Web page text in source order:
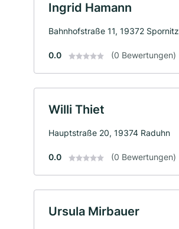
Ingrid Hamann
Bahnhofstraße 11, 19372 Spornitz
0.0 (0 Bewertungen)
Willi Thiet
Hauptstraße 20, 19374 Raduhn
0.0 (0 Bewertungen)
Ursula Mirbauer